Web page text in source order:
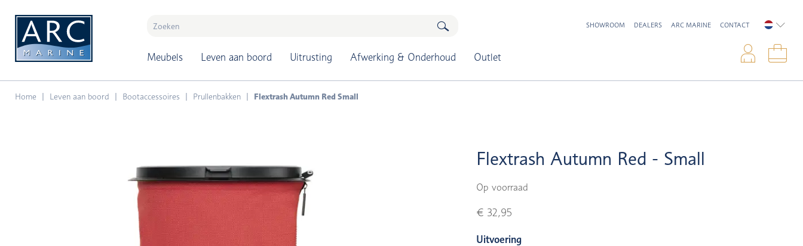
Meubels Leven aan boord Uitrusting Afwerking & Onderhoud Outlet
SHOWROOM DEALERS ARC MARINE CONTACT
Home Leven aan boord Bootaccessoires Prullenbakken Flextrash Autumn Red Small
Flextrash Autumn Red - Small
Op voorraad
€ 32,95
Uitvoering